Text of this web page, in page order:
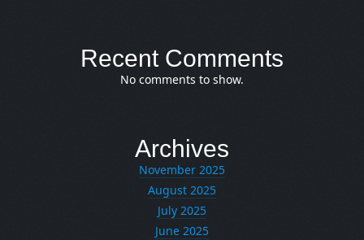
Recent Comments
No comments to show.
Archives
November 2025
August 2025
July 2025
June 2025